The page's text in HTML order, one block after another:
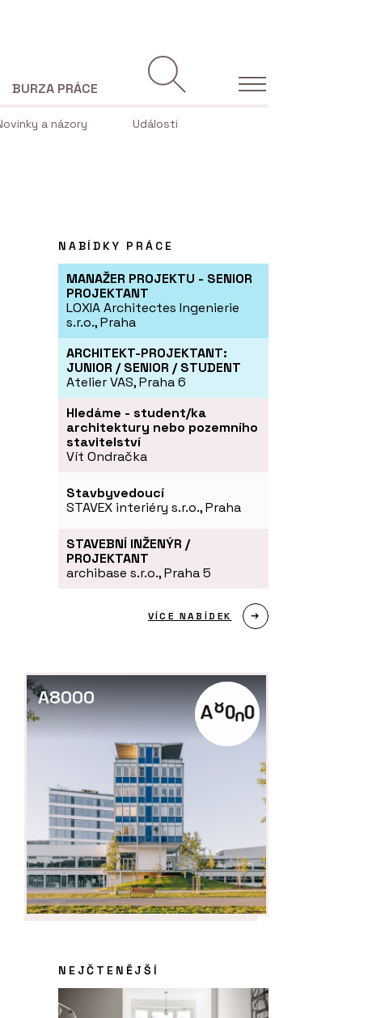
a názory Události
BURZA PRÁCE
NABÍDKY PRÁCE
MANAŽER PROJEKTU - SENIOR
PROJEKTANT
LOXIA Architectes Ingenierie
s.r.o., Praha
ARCHITEKT-PROJEKTANT:
JUNIOR / SENIOR / STUDENT
Atelier VAS, Praha 6
Hledáme - student/ka
architektury nebo pozemního
stavitelství
Vít Ondračka
Stavbyvedoucí
STAVEX interiéry s.r.o., Praha
STAVEBNÍ INŽENÝR /
PROJEKTANT
archibase s.r.o., Praha 5
VÍCE NABÍDEK
A8000
NEJČTENĚJŠÍ